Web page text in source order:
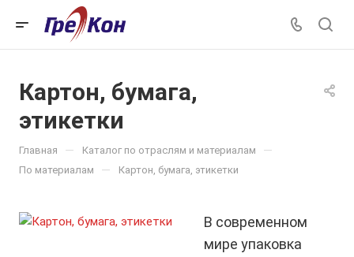
Картон, бумага,
этикетки
Главная — Каталог по отраслям и материалам —
По материалам — Картон, бумага, этикетки
В современном
мире упаковка